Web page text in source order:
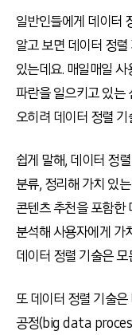
일반인들에게 데이터
알고 보면 데이터 정
있는데요. 매일매일
파란을 일으키고 있는
오히려 데이터 정렬
쉽게 말해, 데이터 정
분류, 정리해 가치 있
콘텐츠 추천을 포함한
분석해 사용자에게 가
데이터 정렬 기술은
또 데이터 정렬 기술
공정(big data